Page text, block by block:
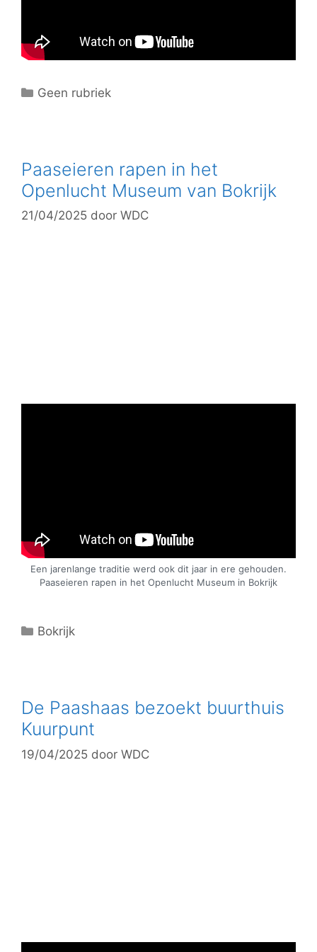
C
g
r
i
Geen rubriek
Paaseieren rapen in het
Openlucht Museum van Bokrijk
21/04/2025 door WDC
Een jarenlange traditie werd ook dit jaar in ere gehouden.
Paaseieren rapen in het Openlucht Museum in Bokrijk
C
g
r
i
Bokrijk
De Paashaas bezoekt buurthuis
Kuurpunt
19/04/2025 door WDC